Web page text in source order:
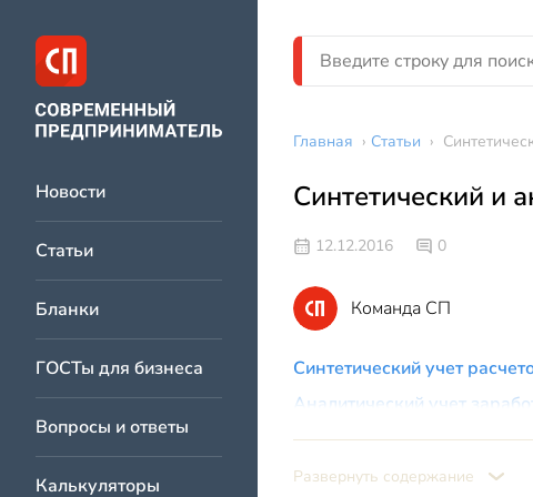
Новости
Статьи
Бланки
ГОСТы для бизнеса
Вопросы и ответы
Калькуляторы
Главная › Статьи ›
Синтетический и
12.12.2016 0
Команда СП
Синтетический учет
Аналитический учет
Развернуть содержание